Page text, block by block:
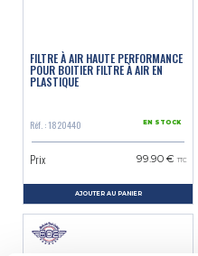
FILTRE À AIR HAUTE PERFORMANCE
POUR BOITIER FILTRE À AIR EN
PLASTIQUE
Réf. : 1820440 EN STOCK
Prix 99.90 € TTC
AJOUTER AU PANIER